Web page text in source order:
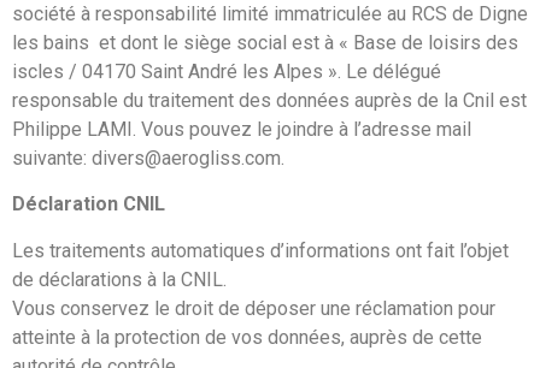
société à responsabilité limité immatriculée au RCS de Digne
les bains et dont le siège social est à « Base de loisirs des
iscles / 04170 Saint André les Alpes ». Le délégué
responsable du traitement des données auprès de la Cnil est
Philippe LAMI. Vous pouvez le joindre à l’adresse mail
suivante: divers@aerogliss.com.
Déclaration CNIL
Les traitements automatiques d’informations ont fait l’objet
de déclarations à la CNIL.
Vous conservez le droit de déposer une réclamation pour
atteinte à la protection de vos données, auprès de cette